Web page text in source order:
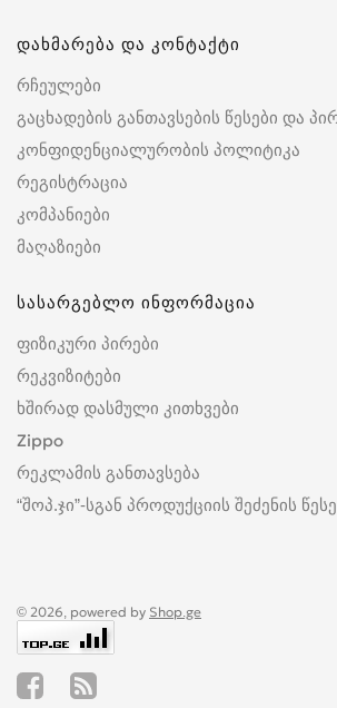
დახმარება და კონტაქტი
რჩეულები
გაცხადების განთავსების წესები და
კონფიდენციალურობის პოლიტიკა
რეგისტრაცია
კომპანიები
მაღაზიები
სასარგებლო ინფორმაცია
ფიზიკური პირები
რეკვიზიტები
ხშირად დასმული კითხვები
Zippo
რეკლამის განთავსება
“შოპ.ჯი”-სგან პროდუქციის შეძენის
© 2026, powered by Shop.ge